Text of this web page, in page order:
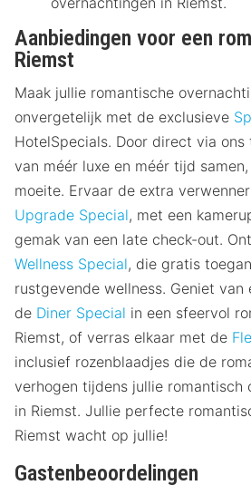
Aanbiedingen voor een
Riemst
Maak jullie romantische
onvergetelijk met de exclusieve
HotelSpecials. Door direct via
van méér luxe en méér tijd
moeite. Ervaar de extra
Upgrade Special, met een
gemak van een late check-out.
Wellness Special, die gratis
rustgevende wellness. Geniet
de Diner Special in een sfeervol
Riemst, of verras elkaar met de
inclusief rozenblaadjes die de
verhogen tijdens jullie romantisch
in Riemst. Jullie perfecte
Riemst wacht op jullie!
Gastenbeoordelingen